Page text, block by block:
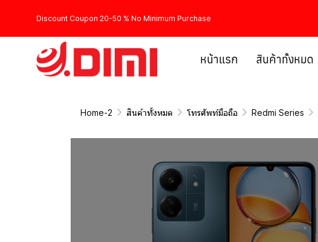
Discount Coupon 20-50 % No Minimum Purchase
หน้าแรก สินค้าทั้งหมด
Home-2 สินค้าทั้งหมด โทรศัพท์มือถือ Redmi Series